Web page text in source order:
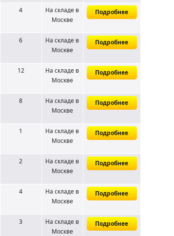
4 На складе в
Москве
Подробнее
6 На складе в
Москве
Подробнее
12 На складе в
Москве
Подробнее
8 На складе в
Москве
Подробнее
1 На складе в
Москве
Подробнее
2 На складе в
Москве
Подробнее
4 На складе в
Москве
Подробнее
3 На складе в
Москве
Подробнее